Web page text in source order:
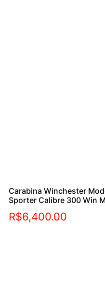
Carabina Winchester
Sporter Calibre 300 Win
R$6,400.00